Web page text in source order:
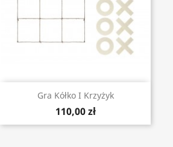
Gra Kółko I Krzyżyk
110,00 zł